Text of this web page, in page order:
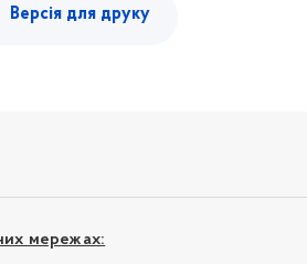
Версія для друку
мережах: